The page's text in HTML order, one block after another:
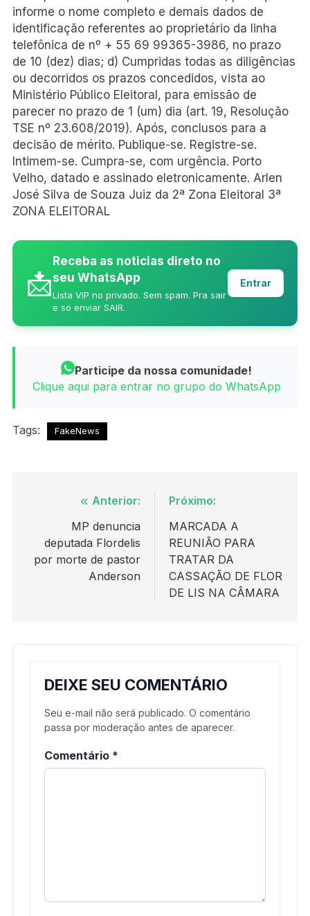
informe o nome completo e demais dados de
identificação referentes ao proprietário da linha
telefônica de nº + 55 69 99365-3986, no prazo
de 10 (dez) dias; d) Cumpridas todas as diligências
ou decorridos os prazos concedidos, vista ao
Ministério Público Eleitoral, para emissão de
parecer no prazo de 1 (um) dia (art. 19, Resolução
TSE nº 23.608/2019). Após, conclusos para a
decisão de mérito. Publique-se. Registre-se.
Intimem-se. Cumpra-se, com urgência. Porto
Velho, datado e assinado eletronicamente. Arlen
José Silva de Souza Juiz da 2ª Zona Eleitoral 3ª
ZONA ELEITORAL
📩
Receba as noticias direto no
seu WhatsApp
Lista VIP no privado. Sem spam. Pra sair
e so enviar SAIR.
Entrar
Participe da nossa comunidade!
Clique aqui para entrar no grupo do WhatsApp
Tags: FakeNews
Navegação
Post
Anterior:
MP denuncia
deputada Flordelis
por morte de pastor
Anderson
Próximo:
MARCADA A
REUNIÃO PARA
TRATAR DA
CASSAÇÃO DE FLOR
DE LIS NA CÂMARA
DEIXE SEU COMENTÁRIO
Seu e-mail não será publicado. O comentário
passa por moderação antes de aparecer.
Comentário *